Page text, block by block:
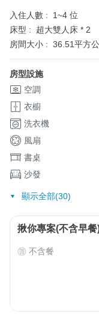
入住人數 :
1~4 位
床型 :
超大雙人床 * 2
房間大小 : 36.51平方
房型設施
空調
衣櫥
洗衣機
風扇
書桌
沙發
顯示全部(30)
揪你專案(不含早餐
不含餐